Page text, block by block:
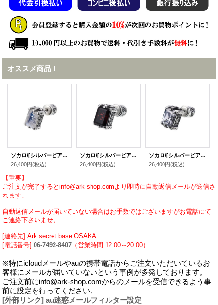
オススメ商品！
ソカロ/[シルバーピアス]イスラミック・スクエア・ピアス・レインボームーンストーン / ZOCALO
26,400円(税込)
ソカロ/[シルバーピアス]イスラミック・スクエア・ピアス・ガーネット / ZOCALO
26,400円(税込)
ソカロ/[シルバーピアス]イスラミック・スクエア・ピアス・ホワイトCZ / ZOCALO
26,400円(税込)
【重要】
ご注文が完了するとinfo@ark-shop.comより即時に自動返信メールが送信さ
れます。
自動返信メールが届いていない場合はお手数ではございますがお電話にて
ご連絡下さいませ。
[連絡先] Ark secret base OSAKA
[電話番号] 06-7492-8407 （営業時間 12:00～20:00）
※特にicloudメールやauの携帯電話からご注文いただいているお
客様にメールが届いていないという事例が多発しております。
ご注文前にinfo@ark-shop.comからのメールを受信できるよう事
前に設定を行ってください。
[外部リンク] au迷惑メールフィルター設定